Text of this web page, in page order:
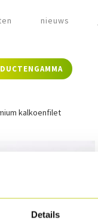
Details
nieuws
kalkoenfilet